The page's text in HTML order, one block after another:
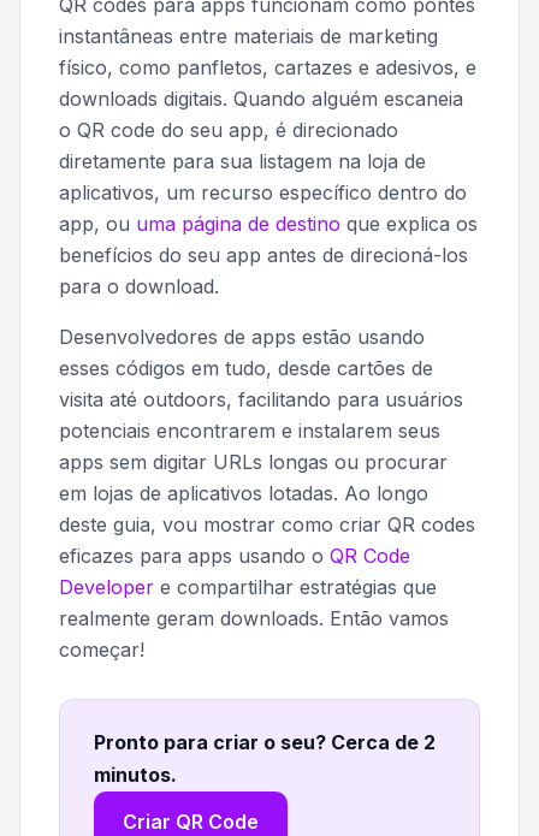
QR codes para apps funcionam como pontes
instantâneas entre materiais de marketing
físico, como panfletos, cartazes e adesivos, e
downloads digitais. Quando alguém escaneia
o QR code do seu app, é direcionado
diretamente para sua listagem na loja de
aplicativos, um recurso específico dentro do
app, ou uma página de destino que explica os
benefícios do seu app antes de direcioná-los
para o download.
Desenvolvedores de apps estão usando
esses códigos em tudo, desde cartões de
visita até outdoors, facilitando para usuários
potenciais encontrarem e instalarem seus
apps sem digitar URLs longas ou procurar
em lojas de aplicativos lotadas. Ao longo
deste guia, vou mostrar como criar QR codes
eficazes para apps usando o QR Code
Developer e compartilhar estratégias que
realmente geram downloads. Então vamos
começar!
Pronto para criar o seu? Cerca de 2
minutos.
Criar QR Code